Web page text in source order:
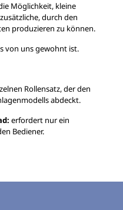
Möglichkeit, kleine
durch den
produzieren zu können.
von uns gewohnt ist.
Rollensatz, der den
abdeckt.
erfordert nur ein
Bediener.